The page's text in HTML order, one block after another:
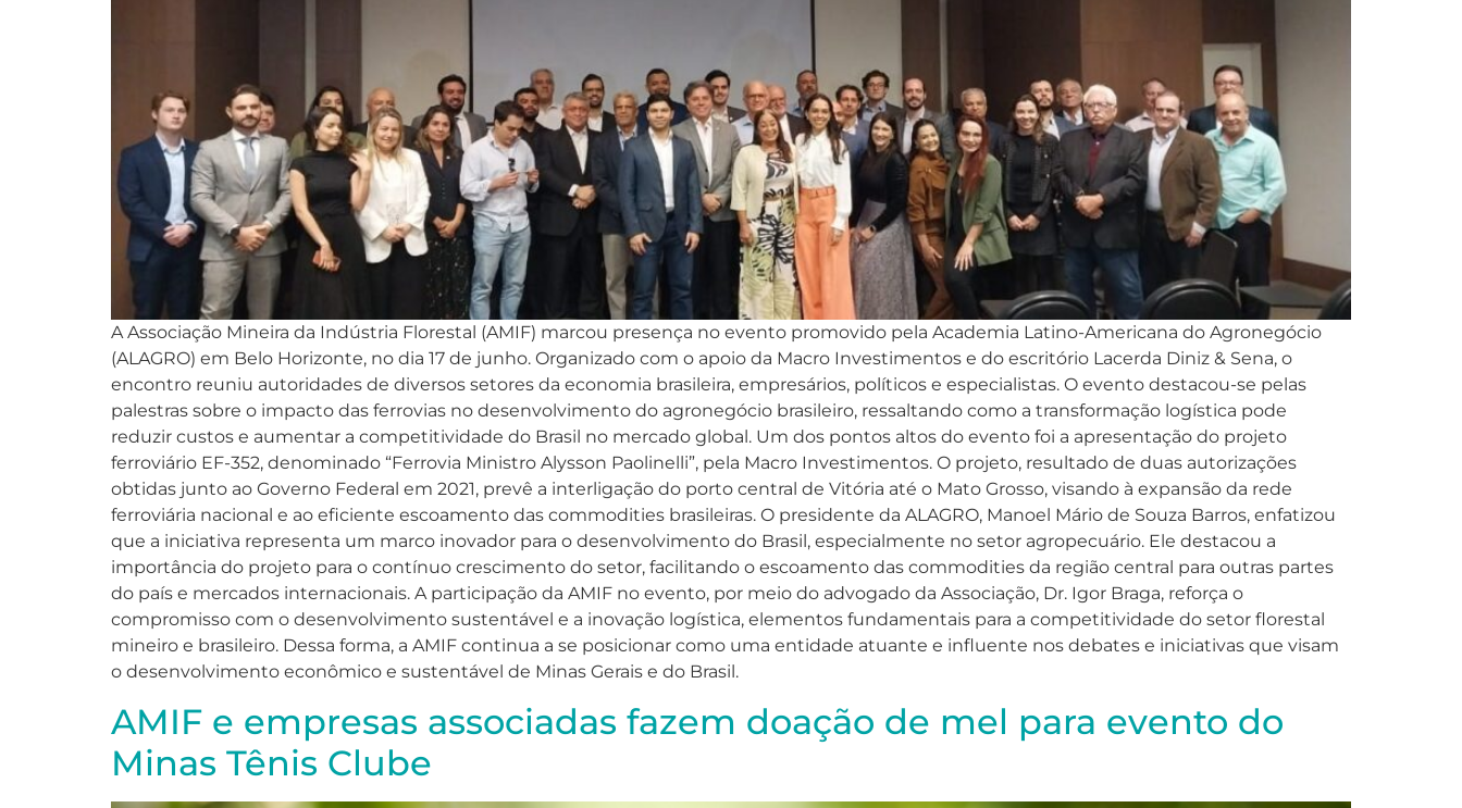
A Associação Mineira da Indústria Florestal (AMIF) marcou presença no evento promovido pela Academia Latino-Americana do Agronegócio
(ALAGRO) em Belo Horizonte, no dia 17 de junho. Organizado com o apoio da Macro Investimentos e do escritório Lacerda Diniz & Sena, o
encontro reuniu autoridades de diversos setores da economia brasileira, empresários, políticos e especialistas. O evento destacou-se pelas
palestras sobre o impacto das ferrovias no desenvolvimento do agronegócio brasileiro, ressaltando como a transformação logística pode
reduzir custos e aumentar a competitividade do Brasil no mercado global. Um dos pontos altos do evento foi a apresentação do projeto
ferroviário EF-352, denominado “Ferrovia Ministro Alysson Paolinelli”, pela Macro Investimentos. O projeto, resultado de duas autorizações
obtidas junto ao Governo Federal em 2021, prevê a interligação do porto central de Vitória até o Mato Grosso, visando à expansão da rede
ferroviária nacional e ao eficiente escoamento das commodities brasileiras. O presidente da ALAGRO, Manoel Mário de Souza Barros, enfatizou
que a iniciativa representa um marco inovador para o desenvolvimento do Brasil, especialmente no setor agropecuário. Ele destacou a
importância do projeto para o contínuo crescimento do setor, facilitando o escoamento das commodities da região central para outras partes
do país e mercados internacionais. A participação da AMIF no evento, por meio do advogado da Associação, Dr. Igor Braga, reforça o
compromisso com o desenvolvimento sustentável e a inovação logística, elementos fundamentais para a competitividade do setor florestal
mineiro e brasileiro. Dessa forma, a AMIF continua a se posicionar como uma entidade atuante e influente nos debates e iniciativas que visam
o desenvolvimento econômico e sustentável de Minas Gerais e do Brasil.
AMIF e empresas associadas fazem doação de mel para evento do
Minas Tênis Clube